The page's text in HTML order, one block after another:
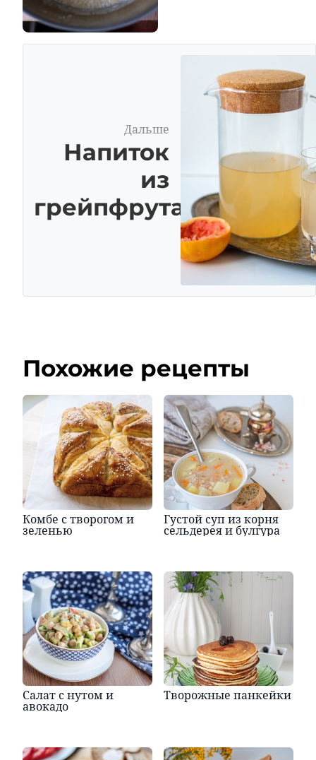
Дальше
Напиток
из
грейпфрута
Похожие рецепты
Комбе с творогом и
зеленью
Густой суп из корня
сельдерея и булгура
Салат с нутом и
авокадо
Творожные панкейки